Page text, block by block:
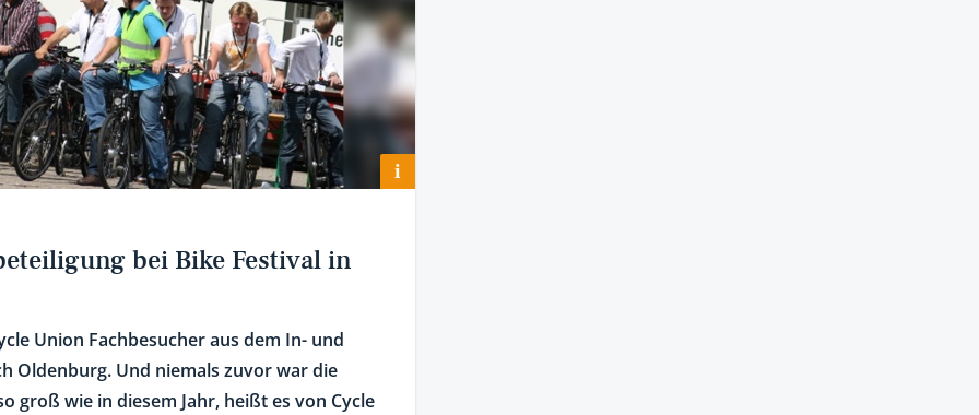
i
bei Bike Festival in
Union Fachbesucher aus dem In- und
Oldenburg. Und niemals zuvor war die
groß wie in diesem Jahr, heißt es von Cycle